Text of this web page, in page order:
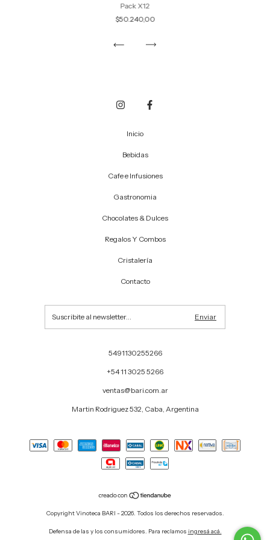
Pack X12
$50.240,00
Inicio
Bebidas
Cafe e Infusiones
Gastronomia
Chocolates & Dulces
Regalos Y Combos
Cristalería
Contacto
5491130255266
+54 11 3025 5266
ventas@bari.com.ar
Martin Rodriguez 532, Caba, Argentina
Copyright Vinoteca BARI - 2026. Todos los derechos reservados.
Defensa de las y los consumidores. Para reclamos ingresá acá.